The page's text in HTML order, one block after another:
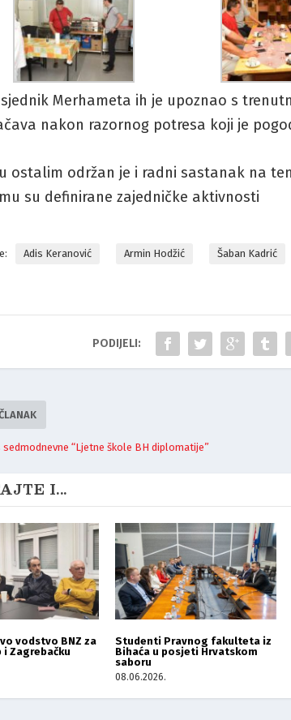
Merhameta ih je upoznao s
nakon razornog potresa koji je
ostalim održan je i radni sastanak na
su definirane zajedničke aktivnosti
Adis Keranović Armin Hodžić Šaban Kadrić
PODIJELI:
“Ljetne škole BH diplomatije”
I...
vodstvo BNZ za
i Zagrebačku
Studenti Pravnog fakulteta iz
Bihaća u posjeti Hrvatskom
saboru
08.06.2026.